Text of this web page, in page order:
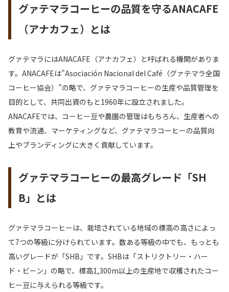
グァテマラコーヒーの品質を守るANACAFE
（アナカフェ）とは
グァテマラにはANACAFE（アナカフェ）と呼ばれる機関がありま
す。ANACAFEは”Asociación Nacional del Café（グァテマラ全国
コーヒー協会）”の略で、グァテマラコーヒーの生産や品質管理を
目的として、共同出資のもと1960年に設立されました。
ANACAFEでは、コーヒー豆や農園の管理はもちろん、生産者への
教育や流通、マーケティングなど、グァテマラコーヒーの品質向
上やブランディングに大きく貢献しています。
グァテマラコーヒーの最高グレード「SH
B」とは
グァテマラコーヒーは、栽培されている地域の標高の高さによっ
て7つの等級に分けられています。数ある等級の中でも、もっとも
高いグレードが「SHB」です。SHBは「ストリクトリー・ハー
ド・ビーン」の略で、標高1,300m以上の生産地で収穫されたコー
ヒー豆に与えられる等級です。